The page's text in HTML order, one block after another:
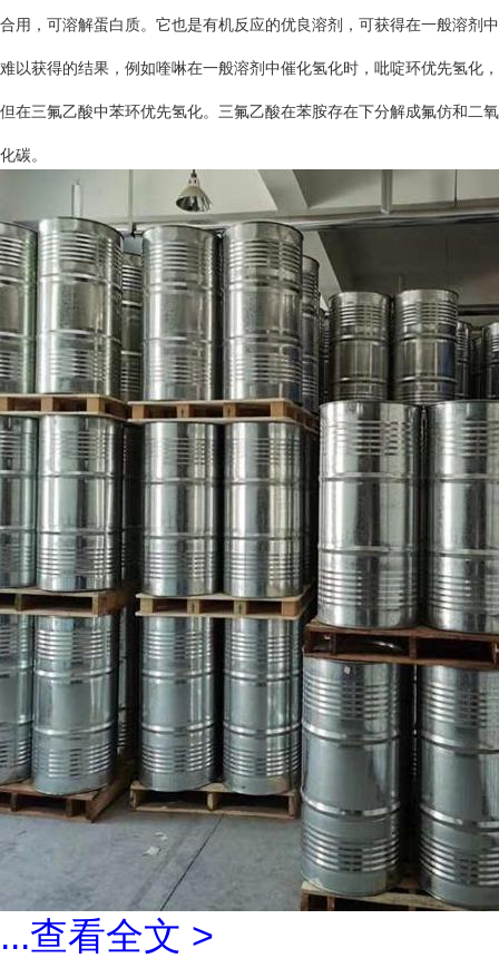
合用，可溶解蛋白质。它也是有机反应的优良溶剂，可获得在一般溶剂中
难以获得的结果，例如喹啉在一般溶剂中催化氢化时，吡啶环优先氢化，
但在三氟乙酸中苯环优先氢化。三氟乙酸在苯胺存在下分解成氟仿和二氧
化碳。
...查看全文 >